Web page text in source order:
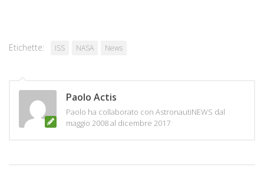
Etichette: ISS NASA News
Paolo Actis
Paolo ha collaborato con AstronautiNEWS dal
maggio 2008 al dicembre 2017